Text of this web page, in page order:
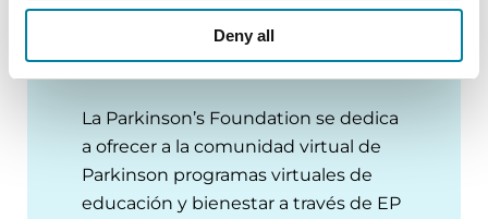
Deny all
EP Salud en Casa
La Parkinson’s Foundation se dedica
a ofrecer a la comunidad virtual de
Parkinson programas virtuales de
educación y bienestar a través de EP